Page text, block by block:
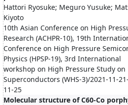
Hattori Ryosuke; Meguro Yusuke;
Kiyoto
10th Asian Conference on High
Research (ACHPR-10), 19th
Conference on High Pressure
Physics (HPSP-19), 3rd International
workshop on High Pressure Study on
Superconductors (WHS-3)/2021-11-
11-25
Molecular structure of C60-Co